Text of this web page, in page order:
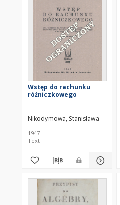
Wstęp do rachunku
różniczkowego
Nikodymowa, Stanisława
1947
Text